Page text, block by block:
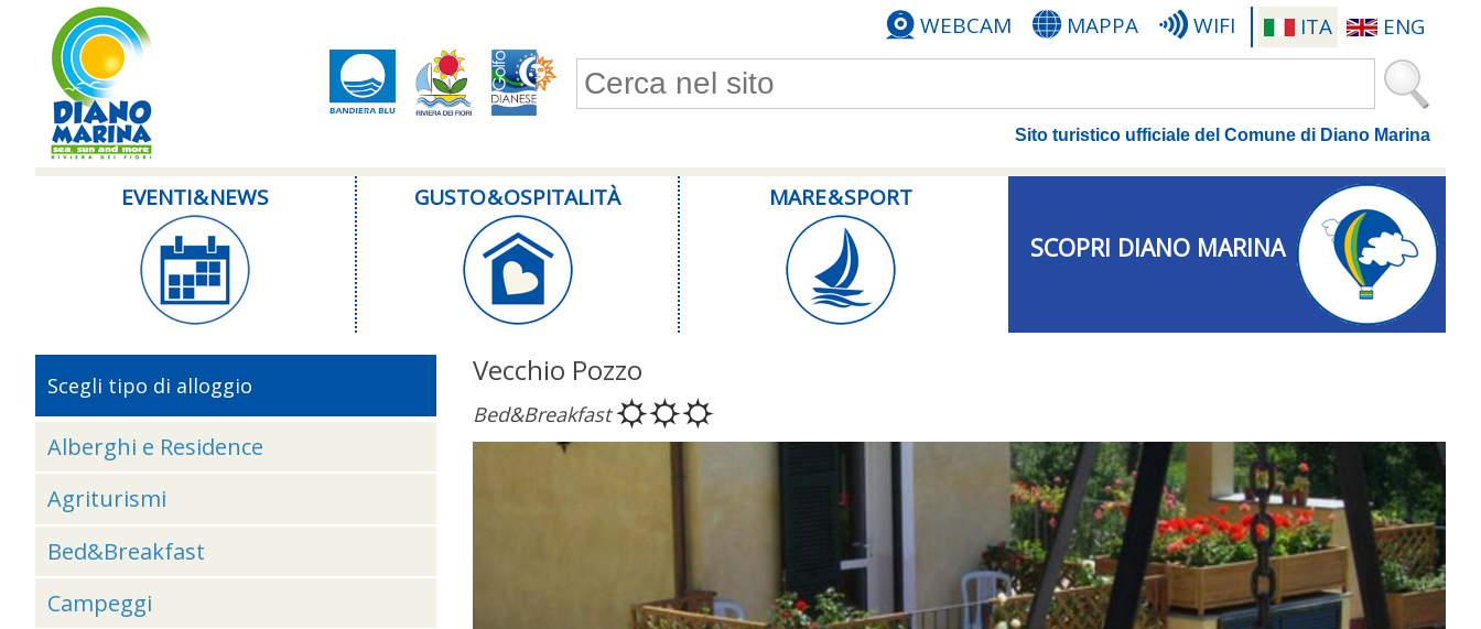
ITA ENG
WEBCAM MAPPA WIFI
Form di ricerca
Sito turistico ufficiale del Comune di Diano Marina
EVENTI & NEWS GUSTO & OSPITALITÀ MARE & SPORT
SCOPRI DIANO MARINA
Vecchio Pozzo
Bed&Breakfast
Scegli tipo di alloggio
Alberghi e Residence
Agriturismi
Bed&Breakfast
Campeggi